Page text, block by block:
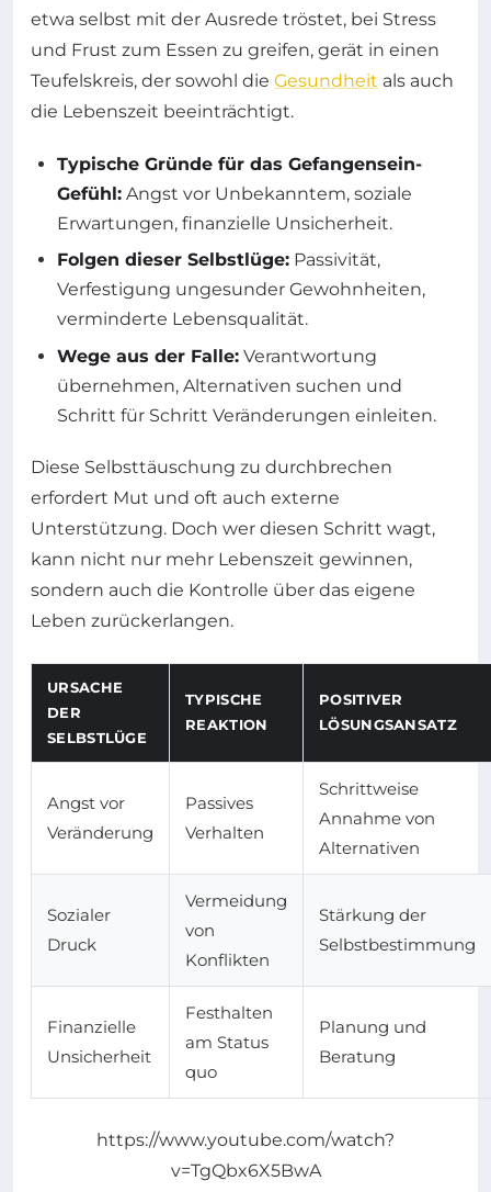
etwa selbst mit der Ausrede tröstet, bei Stress
und Frust zum Essen zu greifen, gerät in einen
Teufelskreis, der sowohl die Gesundheit als auch
die Lebenszeit beeinträchtigt.
Typische Gründe für das Gefangensein-
Gefühl: Angst vor Unbekanntem, soziale
Erwartungen, finanzielle Unsicherheit.
Folgen dieser Selbstlüge: Passivität,
Verfestigung ungesunder Gewohnheiten,
verminderte Lebensqualität.
Wege aus der Falle: Verantwortung
übernehmen, Alternativen suchen und
Schritt für Schritt Veränderungen einleiten.
Diese Selbsttäuschung zu durchbrechen
erfordert Mut und oft auch externe
Unterstützung. Doch wer diesen Schritt wagt,
kann nicht nur mehr Lebenszeit gewinnen,
sondern auch die Kontrolle über das eigene
Leben zurückerlangen.
URSACHE
DER
SELBSTLÜGE
TYPISCHE
REAKTION
POSITIVER
LÖSUNGSANSATZ
Angst vor
Veränderung
Passives
Verhalten
Schrittweise
Annahme von
Alternativen
Sozialer
Druck
Vermeidung
von
Konflikten
Stärkung der
Selbstbestimmung
Finanzielle
Unsicherheit
Festhalten
am Status
quo
Planung und
Beratung
https://www.youtube.com/watch?
v=TgQbx6X5BwA